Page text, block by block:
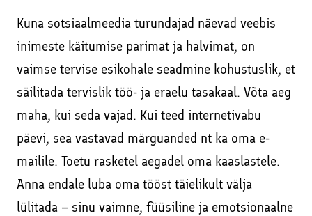
Kuna sotsiaalmeedia turundajad näevad veebis
inimeste käitumise parimat ja halvimat, on
vaimse tervise esikohale seadmine kohustuslik, et
säilitada tervislik töö- ja eraelu tasakaal. Võta aeg
maha, kui seda vajad. Kui teed internetivabu
päevi, sea vastavad märguanded nt ka oma e-
mailile. Toetu rasketel aegadel oma kaaslastele.
Anna endale luba oma tööst täielikult välja
lülitada – sinu vaimne, füüsiline ja emotsionaalne